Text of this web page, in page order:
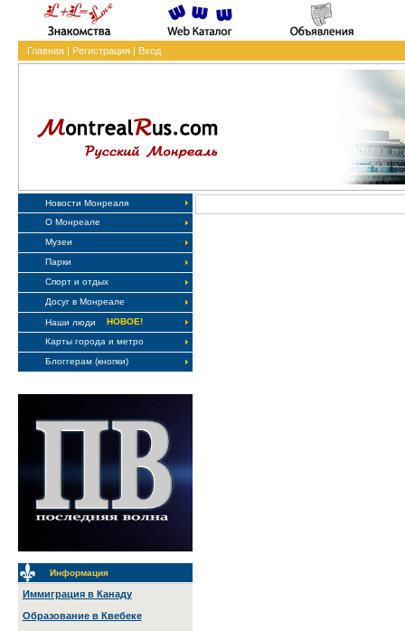
Главная| Регистрация| Вход
Новости Монреаля
О Монреале
Музеи
Парки
Спорт и отдых
Досуг в Монреале
Наши люди
НОВОЕ!
Карты города и метро
Блоггерам (кнопки)
Информация
Иммиграция в Канаду
Образование в Квебеке